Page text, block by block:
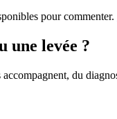
pour commenter.
une levée ?
du